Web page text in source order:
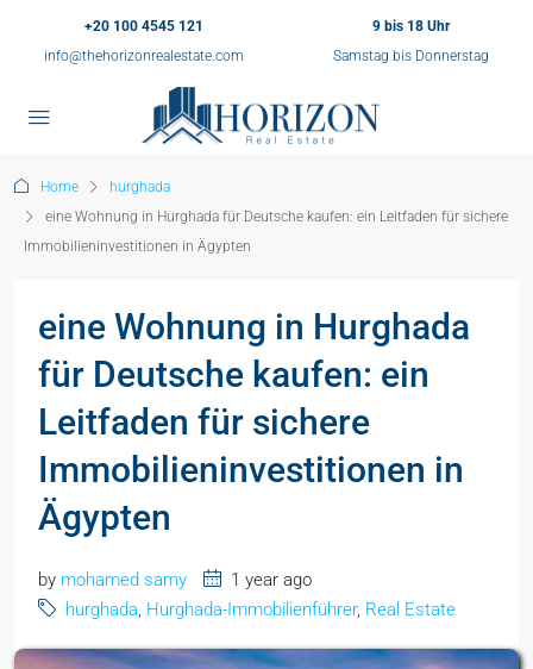
+20 100 4545 121
info@thehorizonrealestate.com
9 bis 18 Uhr
Samstag bis Donnerstag
Home
hurghada
eine Wohnung in Hurghada für Deutsche kaufen: ein Leitfaden für sichere
Immobilieninvestitionen in Ägypten
eine Wohnung in Hurghada
für Deutsche kaufen: ein
Leitfaden für sichere
Immobilieninvestitionen in
Ägypten
by mohamed samy
1 year ago
hurghada, Hurghada-Immobilienführer, Real Estate